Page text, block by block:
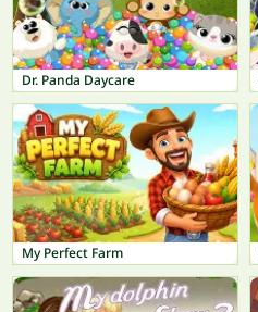
Dr. Panda Daycare
My Perfect Farm